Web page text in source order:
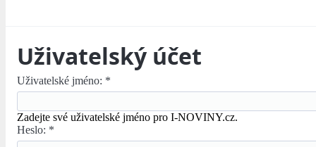
Uživatelský účet
Uživatelské jméno: *
Zadejte své uživatelské jméno pro I-NOVINY.cz.
Heslo: *